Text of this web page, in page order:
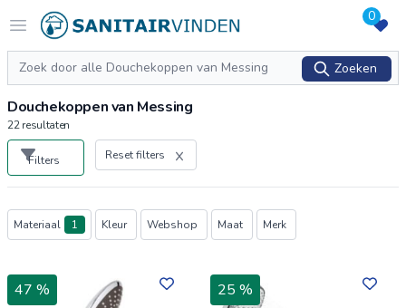
Open menu
Logo sanitairvinden.nl 0
Zoeken
Zoeken
Douchekoppen van Messing
22resultaten
Filters Reset filters
Producten
Materiaal 1 Kleur Webshop Maat Merk
47 % 25 %